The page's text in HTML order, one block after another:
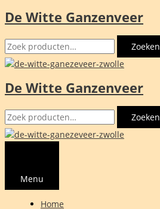
Ga
de
inhoud
De Witte Ganzenveer
Zoeken
naar:
Zoeken
De Witte Ganzenveer
Zoeken
naar:
Zoeken
Menu
Home